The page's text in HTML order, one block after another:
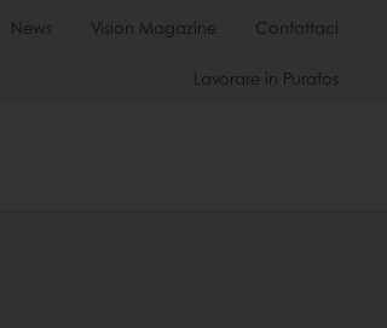
News Vision Magazine Contattaci
Lavorare in Puratos